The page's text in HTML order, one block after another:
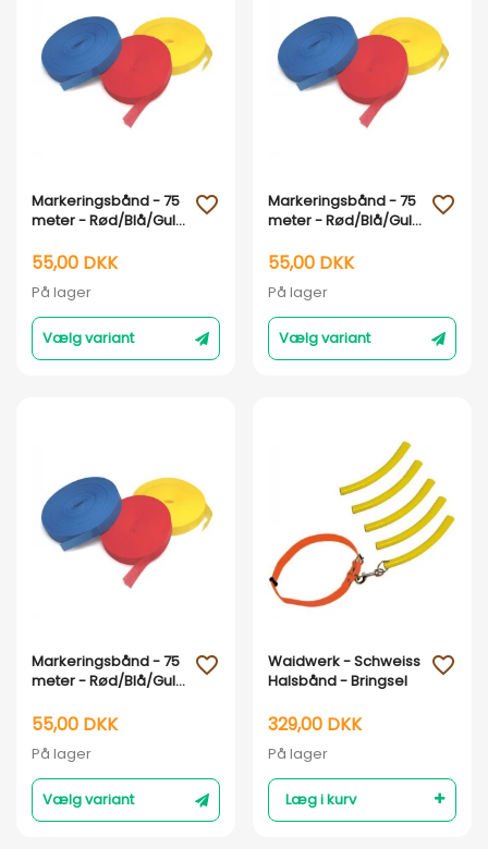
Vis her
Markeringsbånd - 75
meter - Rød/Blå/Gul :
55,00 DKK
På lager
Vælg variant
favorite_outline
Vis her
Markeringsbånd - 75
meter - Rød/Blå/Gul :
55,00 DKK
På lager
Vælg variant
favorite_outline
Vis her
Markeringsbånd - 75
meter - Rød/Blå/Gul :
55,00 DKK
På lager
Vælg variant
favorite_outline
Vis her
Waidwerk - Schweiss
Halsbånd - Bringsel
329,00 DKK
På lager
Læg i kurv
favorite_outline